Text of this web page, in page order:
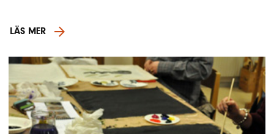
LÄS MER